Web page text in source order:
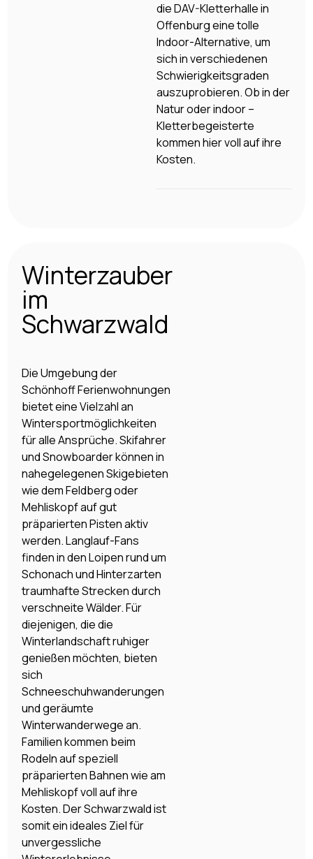
die DAV-Kletterhalle in
Offenburg eine tolle
Indoor-Alternative, um
sich in verschiedenen
Schwierigkeitsgraden
auszuprobieren. Ob in der
Natur oder indoor –
Kletterbegeisterte
kommen hier voll auf ihre
Kosten.
Winterzauber
im
Schwarzwald
Die Umgebung der
Schönhoff Ferienwohnungen
bietet eine Vielzahl an
Wintersportmöglichkeiten
für alle Ansprüche. Skifahrer
und Snowboarder können in
nahegelegenen Skigebieten
wie dem Feldberg oder
Mehliskopf auf gut
präparierten Pisten aktiv
werden. Langlauf-Fans
finden in den Loipen rund um
Schonach und Hinterzarten
traumhafte Strecken durch
verschneite Wälder. Für
diejenigen, die die
Winterlandschaft ruhiger
genießen möchten, bieten
sich
Schneeschuhwanderungen
und geräumte
Winterwanderwege an.
Familien kommen beim
Rodeln auf speziell
präparierten Bahnen wie am
Mehliskopf voll auf ihre
Kosten. Der Schwarzwald ist
somit ein ideales Ziel für
unvergessliche